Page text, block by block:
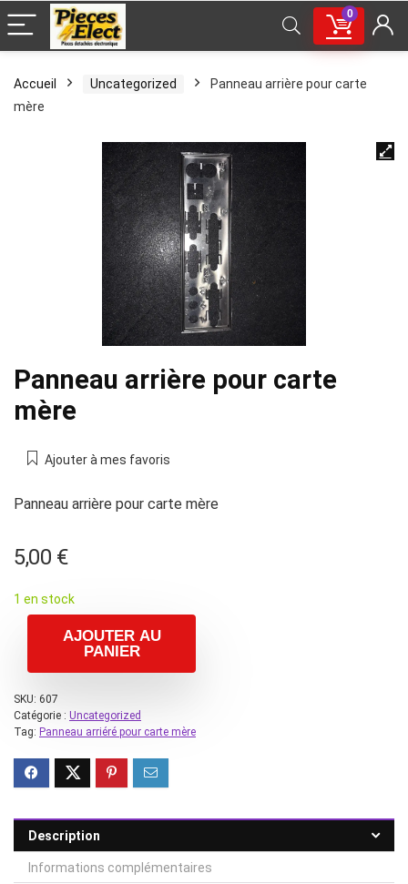
0
Accueil Uncategorized
Panneau arrière pour carte
mère
Panneau arrière pour carte
mère
Ajouter à mes favoris
Panneau arrière pour carte mère
5,00 €
1 en stock
AJOUTER AU
PANIER
SKU: 607
Catégorie : Uncategorized
Tag: Panneau arriéré pour carte mère
Description
Informations complémentaires